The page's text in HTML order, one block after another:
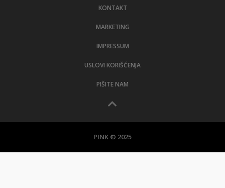
KONTAKT
MARKETING
IMPRESSUM
USLOVI KORIŠĆENJA
PIŠITE NAM
PINK © 2025